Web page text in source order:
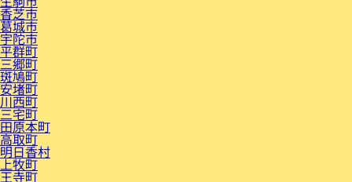
香芝市
葛城市
宇陀市
平群町
三郷町
斑鳩町
安堵町
川西町
三宅町
田原本町
高取町
明日香村
上牧町
王寺町